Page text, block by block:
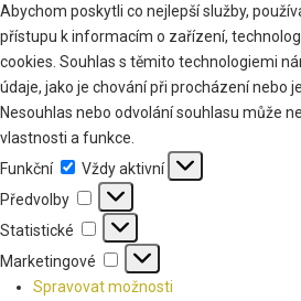
Abychom poskytli co nejlepší služby,
přístupu k informacím o zařízení,
cookies. Souhlas s těmito technologiemi
údaje, jako je chování při procházení nebo
Nesouhlas nebo odvolání souhlasu může
vlastnosti a funkce.
Funkční
Funkční
Vždy aktivní
Předvolby
Předvolby
Statistické Statistické
Marketingové
Marketingové
Spravovat možnosti